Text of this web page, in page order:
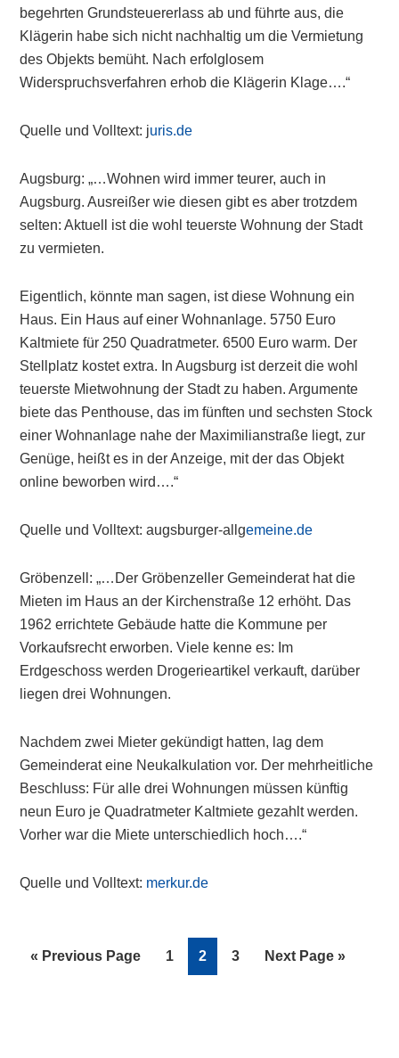
begehrten Grundsteuererlass ab und führte aus, die
Klägerin habe sich nicht nachhaltig um die Vermietung
des Objekts bemüht. Nach erfolglosem
Widerspruchsverfahren erhob die Klägerin Klage….“
Quelle und Volltext: juris.de
Augsburg: „…Wohnen wird immer teurer, auch in
Augsburg. Ausreißer wie diesen gibt es aber trotzdem
selten: Aktuell ist die wohl teuerste Wohnung der Stadt
zu vermieten.
Eigentlich, könnte man sagen, ist diese Wohnung ein
Haus. Ein Haus auf einer Wohnanlage. 5750 Euro
Kaltmiete für 250 Quadratmeter. 6500 Euro warm. Der
Stellplatz kostet extra. In Augsburg ist derzeit die wohl
teuerste Mietwohnung der Stadt zu haben. Argumente
biete das Penthouse, das im fünften und sechsten Stock
einer Wohnanlage nahe der Maximilianstraße liegt, zur
Genüge, heißt es in der Anzeige, mit der das Objekt
online beworben wird….“
Quelle und Volltext: augsburger-allgemeine.de
Gröbenzell: „…Der Gröbenzeller Gemeinderat hat die
Mieten im Haus an der Kirchenstraße 12 erhöht. Das
1962 errichtete Gebäude hatte die Kommune per
Vorkaufsrecht erworben. Viele kenne es: Im
Erdgeschoss werden Drogerieartikel verkauft, darüber
liegen drei Wohnungen.
Nachdem zwei Mieter gekündigt hatten, lag dem
Gemeinderat eine Neukalkulation vor. Der mehrheitliche
Beschluss: Für alle drei Wohnungen müssen künftig
neun Euro je Quadratmeter Kaltmiete gezahlt werden.
Vorher war die Miete unterschiedlich hoch….“
Quelle und Volltext: merkur.de
« Go
Previous Page Page
1 Page
2 Page
3
Go
Next Page »